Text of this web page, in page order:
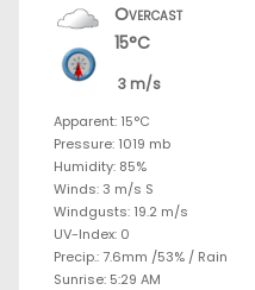
Overcast
15°C
3 m/s
Apparent: 15°C
Pressure: 1019 mb
Humidity: 85%
Winds: 3 m/s S
Windgusts: 19.2 m/s
UV-Index: 0
Precip.:7.6mm /53% / Rain
Sunrise: 5:29 AM